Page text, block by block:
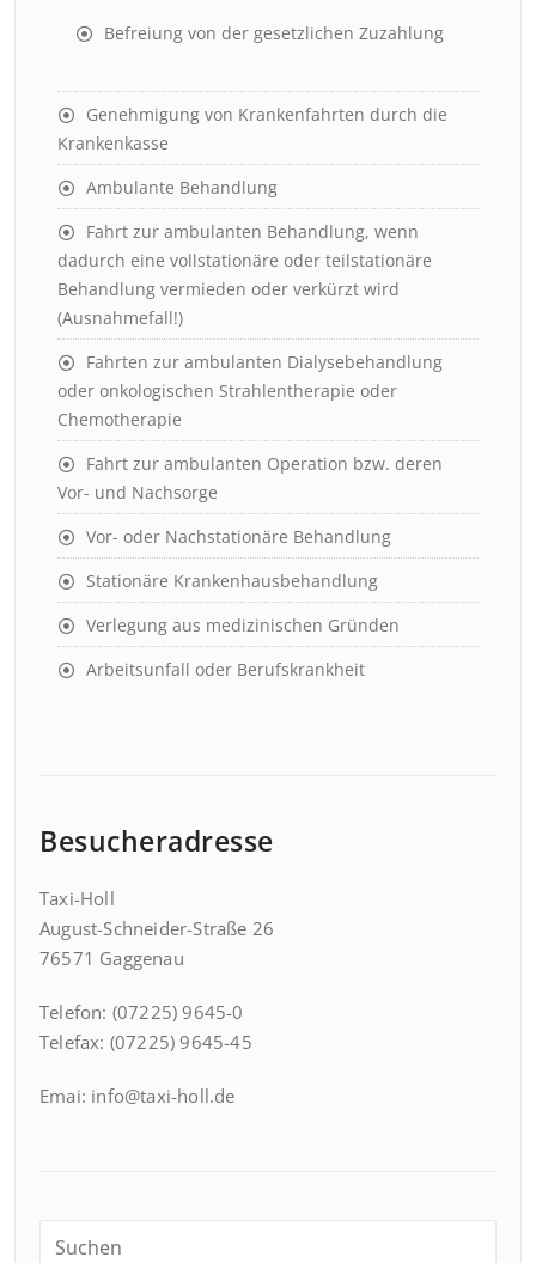
Befreiung von der gesetzlichen Zuzahlung
Genehmigung von Krankenfahrten durch die
Krankenkasse
Ambulante Behandlung
Fahrt zur ambulanten Behandlung, wenn
dadurch eine vollstationäre oder teilstationäre
Behandlung vermieden oder verkürzt wird
(Ausnahmefall!)
Fahrten zur ambulanten Dialysebehandlung
oder onkologischen Strahlentherapie oder
Chemotherapie
Fahrt zur ambulanten Operation bzw. deren
Vor- und Nachsorge
Vor- oder Nachstationäre Behandlung
Stationäre Krankenhausbehandlung
Verlegung aus medizinischen Gründen
Arbeitsunfall oder Berufskrankheit
Besucheradresse
Taxi-Holl
August-Schneider-Straße 26
76571 Gaggenau
Telefon: (07225) 9645-0
Telefax: (07225) 9645-45
Emai: info@taxi-holl.de